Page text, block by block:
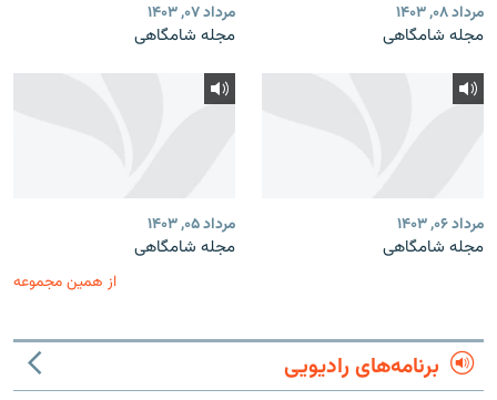
مرداد ۰۸, ۱۴۰۳
مجله شامگاهی
مرداد ۰۷, ۱۴۰۳
مجله شامگاهی
مرداد ۰۶, ۱۴۰۳
مجله شامگاهی
مرداد ۰۵, ۱۴۰۳
مجله شامگاهی
از همین مجموعه
برنامه‌های رادیویی